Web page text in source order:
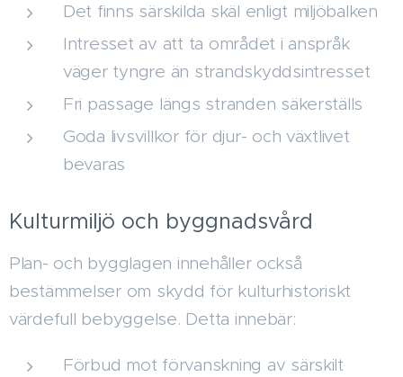
Det finns särskilda skäl enligt miljöbalken
Intresset av att ta området i anspråk
väger tyngre än strandskyddsintresset
Fri passage längs stranden säkerställs
Goda livsvillkor för djur- och växtlivet
bevaras
Kulturmiljö och byggnadsvård
Plan- och bygglagen innehåller också
bestämmelser om skydd för kulturhistoriskt
värdefull bebyggelse. Detta innebär:
Förbud mot förvanskning av särskilt